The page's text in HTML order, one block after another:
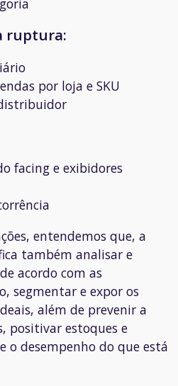
ruptura:
por loja e SKU
facing e exibidores
entendemos que, a
também analisar e
acordo com as
segmentar e expor os
além de prevenir a
positivar estoques e
desempenho do que está